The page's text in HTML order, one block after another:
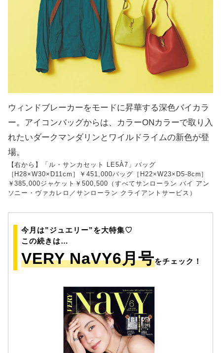
ウィンドブレーカーをモードに昇華する深色バイカラ
ー。アイコンバッグからは、カラーONカラーで取り入
れたいダークマンダリンとワイルドライムの新色が登
場。
【右から】「ル・サンカセット LE5À7」バッグ
［H28×W30×D11cm］￥451,000バッグ［H22×W23×D5-8cm］
￥385,000ジャケット￥500,500（すべてサンローラン バイ アン
ソニー・ヴァカレロ／サンローラン クライアントサービス）
今月は”ジュエリー”を大特集♡
この続きは…
VERY NaVY6月号をチェック！